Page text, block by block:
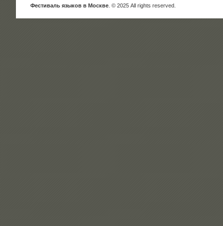
Фестиваль языков в Москве . © 2025 All rights reserved.